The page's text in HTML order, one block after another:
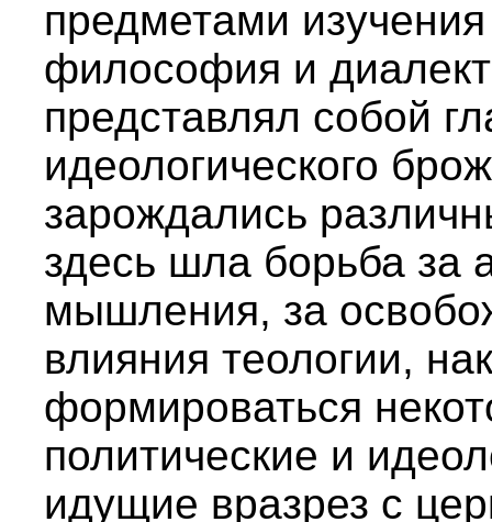
предметами
философия и
представлял собой
идеологического
зарождались
здесь шла борьба за
мышления, за
влияния теологии,
формироваться
политические и
идущие вразрез с